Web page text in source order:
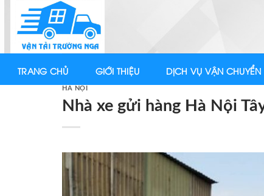
content
TRANG CHỦ GIỚI THIỆU DỊCH VỤ VẬN CHUYỂN
HÀ NỘI
Nhà xe gửi hàng Hà Nội